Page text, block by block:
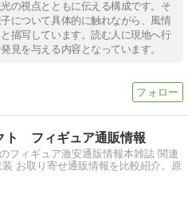
の視点とともに伝える構成です。そ
について具体的に触れながら、風情
描写しています。読む人に現地へ行
見を与える内容となっています。
ト フィギュア通販情報
フィギュア激安通販情報本雑誌 関連
お取り寄せ通販情報を比較紹介。原